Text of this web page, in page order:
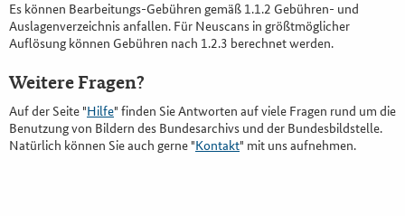
Es können Bearbeitungs-Gebühren gemäß 1.1.2 Gebühren- und
Auslagenverzeichnis anfallen. Für Neuscans in größtmöglicher
Auflösung können Gebühren nach 1.2.3 berechnet werden.
Weitere Fragen?
Auf der Seite "Hilfe" finden Sie Antworten auf viele Fragen rund um die
Benutzung von Bildern des Bundesarchivs und der Bundesbildstelle.
Natürlich können Sie auch gerne "Kontakt" mit uns aufnehmen.